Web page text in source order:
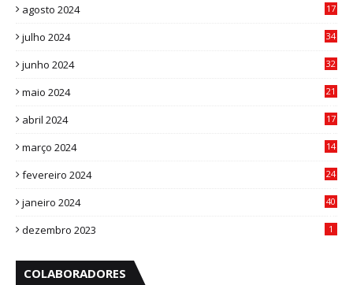
agosto 2024
17
julho 2024
34
junho 2024
32
maio 2024
21
abril 2024
17
março 2024
14
fevereiro 2024
24
janeiro 2024
40
dezembro 2023 1
COLABORADORES